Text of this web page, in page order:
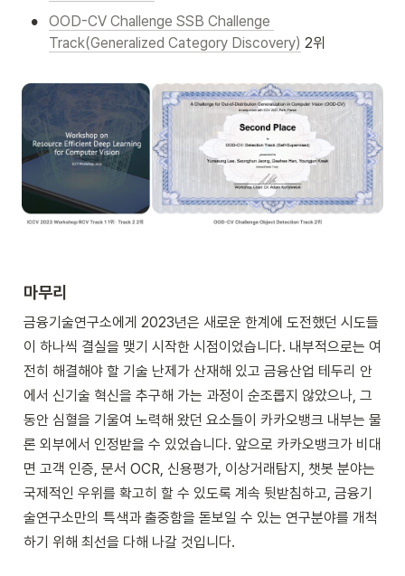
•
OOD-CV Challenge SSB Challenge
Track(Generalized Category Discovery) 2위
마무리
금융기술연구소에게 2023년은 새로운 한계에 도전했던 시도들
이 하나씩 결실을 맺기 시작한 시점이었습니다. 내부적으로는 여
전히 해결해야 할 기술 난제가 산재해 있고 금융산업 테두리 안
에서 신기술 혁신을 추구해 가는 과정이 순조롭지 않았으나, 그
동안 심혈을 기울여 노력해 왔던 요소들이 카카오뱅크 내부는 물
론 외부에서 인정받을 수 있었습니다. 앞으로 카카오뱅크가 비대
면 고객 인증, 문서 OCR, 신용평가, 이상거래탐지, 챗봇 분야는
국제적인 우위를 확고히 할 수 있도록 계속 뒷받침하고, 금융기
술연구소만의 특색과 출중함을 돋보일 수 있는 연구분야를 개척
하기 위해 최선을 다해 나갈 것입니다.